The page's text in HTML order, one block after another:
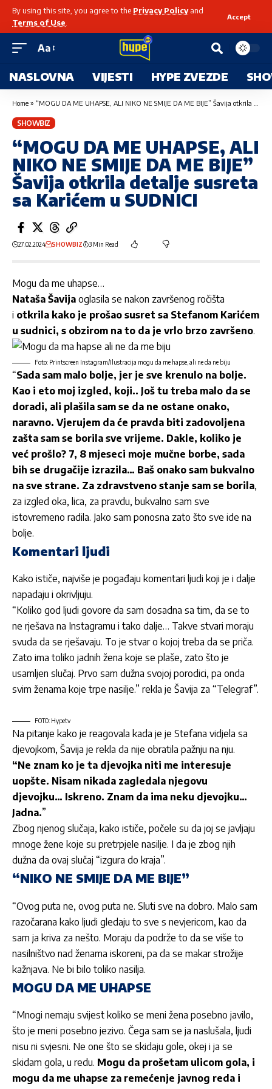
By using this site, you agree to the Privacy Policyand
Terms of Use
Accept
Aa
NASLOVNA VIJESTI HYPE ZVEZDE
Home » “MOGU DA ME UHAPSE, ALI NIKO NE SMIJE DA ME BIJE” Šavija otkrila detalje susreta sa Karićem u SUDNICI
SHOWBIZ
“MOGU DA ME UHAPSE, ALI
NIKO NE SMIJE DA ME BIJE”
Šavija otkrila detalje susreta
sa Karićem u SUDNICI
27.02.2024 SHOWBIZ 3 Min Read
Mogu da me uhapse…
Nataša Šavija oglasila se nakon završenog ročišta
i otkrila kako je prošao susret sa Stefanom Karićem
u sudnici, s obzirom na to da je vrlo brzo završeno.
Foto: Printscreen Instagram/Ilustracija mogu da me hapse, ali ne da ne biju
“Sada sam malo bolje, jer je sve krenulo na bolje.
Kao i eto moj izgled, koji.. Još tu treba malo da se
doradi, ali plašila sam se da ne ostane onako,
naravno. Vjerujem da će pravda biti zadovoljena
zašta sam se borila sve vrijeme. Dakle, koliko je
već prošlo? 7, 8 mjeseci moje mučne borbe, sada
bih se drugačije izrazila… Baš onako sam bukvalno
na sve strane. Za zdravstveno stanje sam se borila,
za izgled oka, lica, za pravdu, bukvalno sam sve
istovremeno radila. Jako sam ponosna zato što sve ide na
bolje.
Komentari ljudi
Kako ističe, najviše je pogađaju komentari ljudi koji je i dalje
napadaju i okrivljuju.
“Koliko god ljudi govore da sam dosadna sa tim, da se to
ne rješava na Instagramu i tako dalje… Takve stvari moraju
svuda da se rješavaju. To je stvar o kojoj treba da se priča.
Zato ima toliko jadnih žena koje se plaše, zato što je
usamljen slučaj. Prvo sam dužna svojoj porodici, pa onda
svim ženama koje trpe nasilje.” rekla je Šavija za “Telegraf”.
FOTO: Hypetv
Na pitanje kako je reagovala kada je je Stefana vidjela sa
djevojkom, Šavija je rekla da nije obratila pažnju na nju.
“Ne znam ko je ta djevojka niti me interesuje
uopšte. Nisam nikada zagledala njegovu
djevojku… Iskreno. Znam da ima neku djevojku…
Jadna.”
Zbog njenog slučaja, kako ističe, počele su da joj se javljaju
mnoge žene koje su pretrpjele nasilje. I da je zbog njih
dužna da ovaj slučaj “izgura do kraja”.
“NIKO NE SMIJE DA ME BIJE”
“Ovog puta ne, ovog puta ne. Sluti sve na dobro. Malo sam
razočarana kako ljudi gledaju to sve s nevjericom, kao da
sam ja kriva za nešto. Moraju da podrže to da se više to
nasilništvo nad ženama iskoreni, pa da se makar strožije
kažnjava. Ne bi bilo toliko nasilja.
MOGU DA ME UHAPSE
“Mnogi nemaju svijest koliko se meni žena posebno javilo,
što je meni posebno jezivo. Čega sam se ja naslušala, ljudi
nisu ni svjesni. Ne one što se skidaju gole, okej i ja se
skidam gola, u redu. Mogu da prošetam ulicom gola, i
mogu da me uhapse za remećenje javnog reda i